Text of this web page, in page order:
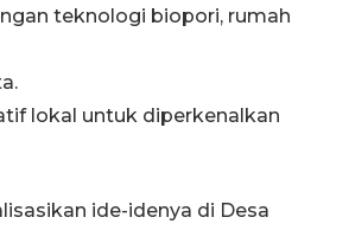
teknologi biopori, rumah
lokal untuk diperkenalkan
ide-idenya di Desa